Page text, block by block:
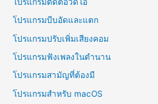
โปรแกรมบีบอัดและแตก
โปรแกรมปรับเพิ่มเสียงคอม
โปรแกรมฟังเพลงในตำนาน
โปรแกรมสามัญที่ต้องมี
โปรแกรมสำหรับ macOS